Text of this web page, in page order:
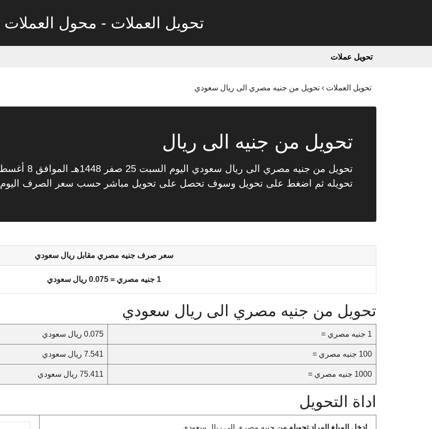
تحويل العملات - محول العملات
تحويل عملات
تحويل العملات › تحويل من جنيه مصري الى ريال سعودي
تحويل من جنيه الى ريال
تحويله ثم اضغط على تحويل وسوف تحصل على تحويل مباشر حسب سعر الصرف اليوم
سعر صرف جنيه مصري مقابل ريال سعودي
1 جنيه مصري = 0.075 ريال سعودي
تحويل من جنيه مصري الى ريال سعودي
1 جنيه مصري = 0.075 ريال سعودي
100 جنيه مصري = 7.541 ريال سعودي
1000 جنيه مصري = 75.411 ريال سعودي
اداة التحويل
ادخل المبلغ المراد تحويله من جنيه مصري الى ريال سعودي